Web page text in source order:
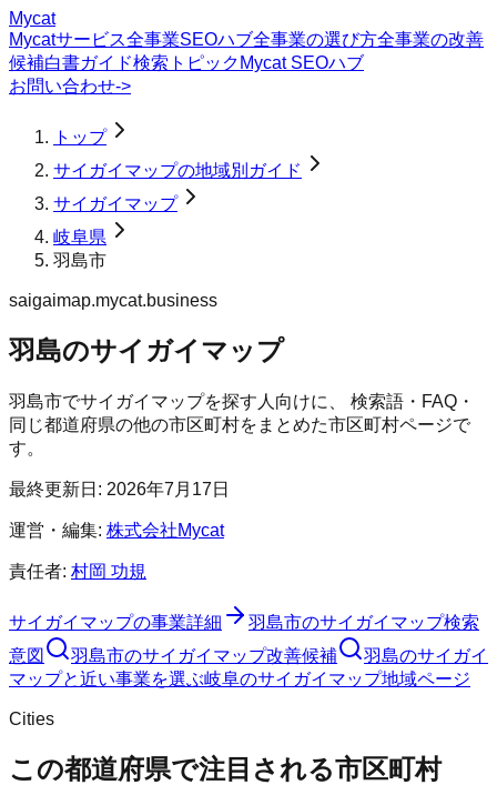
Mycat
Mycatサービス全事業SEOハブ全事業の選び方全事業の改善
候補白書ガイド検索トピック Mycat SEOハブ
お問い合わせ->
トップ
サイガイマップの地域別ガイド
サイガイマップ
岐阜県
羽島市
saigaimap.mycat.business
羽島のサイガイマップ
羽島市でサイガイマップを探す人向けに、 検索語・FAQ・
同じ都道府県の他の市区町村をまとめた市区町村ページで
す。
最終更新日: 2026年7月17日
運営・編集: 株式会社Mycat
責任者: 村岡 功規
サイガイマップの事業詳細 羽島市のサイガイマップ検索
意図
羽島市のサイガイマップ改善候補
羽島のサイガイ
マップと近い事業を選ぶ岐阜のサイガイマップ地域ページ
Cities
この都道府県で注目される市区町村